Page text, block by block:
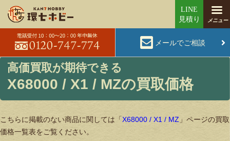
メールでご相談
X68000 / X1 / MZの買取価格
こちらに掲載のない商品に関しては「X68000 / X1 / MZ 」ページの買取
価格一覧表をご覧ください。